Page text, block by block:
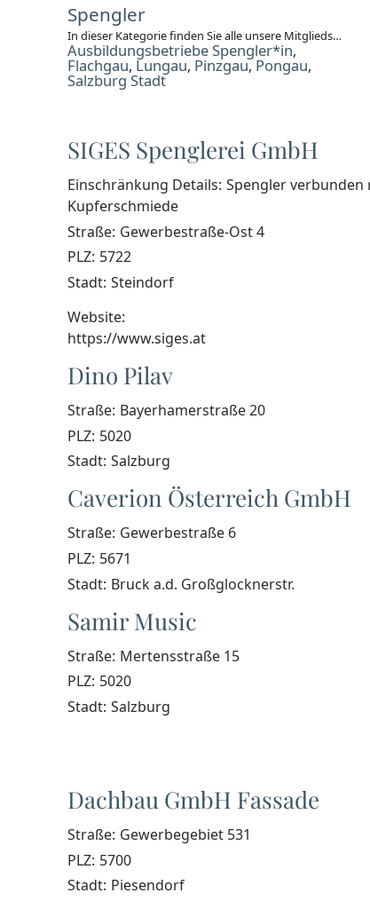
Spengler
In dieser Kategorie finden Sie alle unsere Mitgliedsbetriebe des Gewerbes Spengler. Bitte wählen Sie den gewünschten Gau.
Ausbildungsbetriebe Spengler*in,
Flachgau, Lungau, Pinzgau,Pongau,
Salzburg Stadt
SIGES Spenglerei GmbH
Einschränkung Details: Spengler verbunden
Kupferschmiede
Straße: Gewerbestraße-Ost 4
PLZ: 5722
Stadt: Steindorf
Website:
https://www.siges.at
Dino Pilav
Straße: Bayerhamerstraße 20
PLZ: 5020
Stadt: Salzburg
Caverion Österreich GmbH
Straße: Gewerbestraße 6
PLZ: 5671
Stadt: Bruck a.d. Großglocknerstr.
Samir Music
Straße: Mertensstraße 15
PLZ: 5020
Stadt: Salzburg
Dachbau GmbH Fassade
Straße: Gewerbegebiet 531
PLZ: 5700
Stadt: Piesendorf